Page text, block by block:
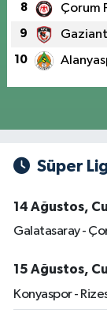
8 Çorum
9
10
Süper
14 Ağustos,
Galatasaray -
15 Ağustos,
Konyaspor -